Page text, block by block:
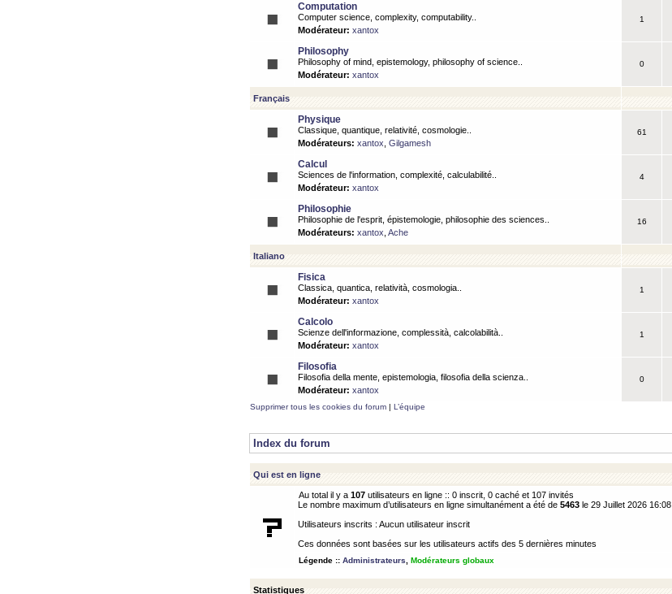
Computation
Computer science, complexity, computability..
Modérateur: xantox
1
Philosophy
Philosophy of mind, epistemology, philosophy of science..
Modérateur: xantox
0
Français
Physique
Classique, quantique, relativité, cosmologie..
Modérateurs: xantox Gilgamesh
61
Calcul
Sciences de l'information, complexité, calculabilité..
Modérateur: xantox
4
Philosophie
Philosophie de l'esprit, épistemologie, philosophie des sciences..
Modérateurs: xantox Ache
16
Italiano
Fisica
Classica, quantica, relatività, cosmologia..
Modérateur: xantox
1
Calcolo
Scienze dell'informazione, complessità, calcolabilità..
Modérateur: xantox
1
Filosofia
Filosofia della mente, epistemologia, filosofia della scienza..
Modérateur: xantox
0
Supprimer tous les cookies du forum | L’équipe
Index du forum
Qui est en ligne
Au total il y a 107 utilisateurs en ligne :: 0 inscrit, 0 caché et 107 invités
Le nombre maximum d’utilisateurs en ligne simultanément a été de 5463 le 29 Juillet 2026 16:08
Utilisateurs inscrits : Aucun utilisateur inscrit
Ces données sont basées sur les utilisateurs actifs des 5 dernières minutes
Légende :: Administrateurs Modérateurs globaux
Statistiques